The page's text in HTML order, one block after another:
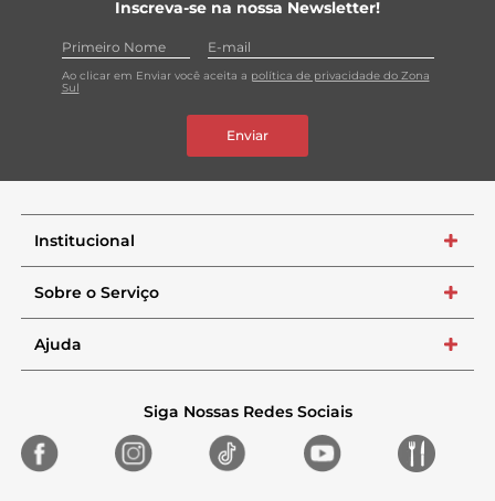
Inscreva-se na nossa Newsletter!
Ao clicar em Enviar você aceita a política de privacidade do Zona
Sul
Enviar
Institucional +
Sobre o Serviço +
Ajuda +
Siga Nossas Redes Sociais